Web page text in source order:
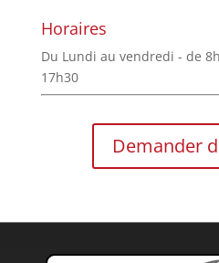
Horaires
Du Lundi au vendredi - de
17h30
Demander